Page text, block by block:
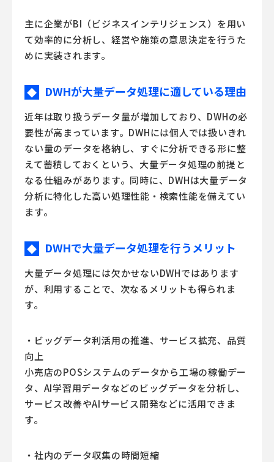
主に企業がBI（ビジネスインテリジェンス）を用い
て効率的に分析し、経営や施策の意思決定を行うた
めに実装されます。
◆ DWHが大量データ処理に適している理由
近年は取り扱うデータ量が増加しており、DWHの必
要性が高まっています。DWHには個人では扱いきれ
ない量のデータを格納し、すぐに分析できる形に整
えて蓄積しておくという、大量データ処理の前提と
なる仕組みがあります。同時に、DWHは大量データ
分析に特化した高い処理性能・検索性能を備えてい
ます。
◆ DWHで大量データ処理を行うメリット
大量データ処理には欠かせないDWHではあります
が、利用することで、次なるメリットも得られま
す。
・ビッグデータ利活用の推進、サービス拡充、品質
向上
小売店のPOSシステムのデータから工場の稼働デー
タ、AI学習用データなどのビッグデータを分析し、
サービス改善やAIサービス開発などに活用できま
す。
・社内のデータ収集の時間短縮